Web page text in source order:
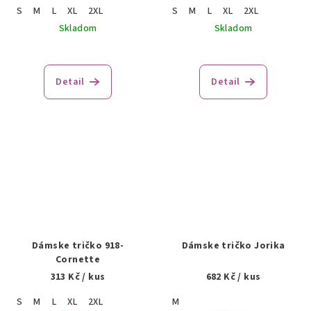
S
M L XL
2XL
Skladom
Detail
S
M L XL
2XL
Skladom
Detail
Dámske tričko 918-
Cornette
313 Kč/ kus
S
M L XL
2XL
Dámske tričko Jorika
682 Kč/ kus
M